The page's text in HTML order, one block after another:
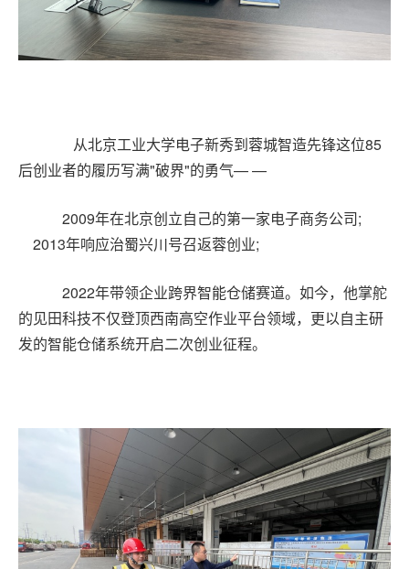
从北京工业大学电子新秀到蓉城智造先锋这位85
后创业者的履历写满"破界"的勇气— —
2009年在北京创立自己的第一家电子商务公司;
2013年响应治蜀兴川号召返蓉创业;
2022年带领企业跨界智能仓储赛道。如今，他掌舵
的见田科技不仅登顶西南高空作业平台领域，更以自主研
发的智能仓储系统开启二次创业征程。